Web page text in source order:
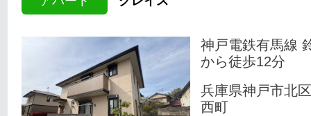
神戸電鉄有馬線
から徒歩12分
兵庫県神戸市北
西町